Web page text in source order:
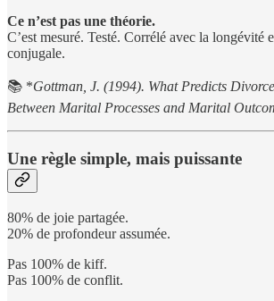
Ce n’est pas une théorie.
C’est mesuré. Testé. Corrélé avec la longévité
conjugale.
📚 *Gottman, J. (1994). What Predicts
Between Marital Processes and Marital
Une règle simple, mais puissante
80% de joie partagée.
20% de profondeur assumée.
Pas 100% de kiff.
Pas 100% de conflit.